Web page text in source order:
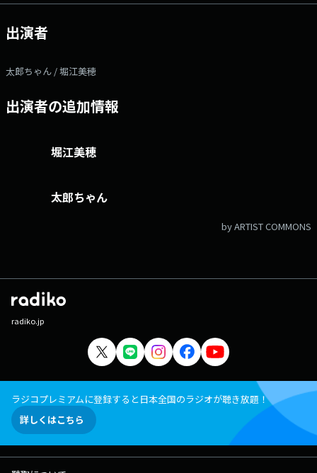
出演者
太郎ちゃん / 堀江美穂
出演者の追加情報
堀江美穂
太郎ちゃん
by ARTIST COMMONS
radiko.jp
ラジコプレミアムに登録すると日本全国のラジオが聴き放題！
詳しくはこちら